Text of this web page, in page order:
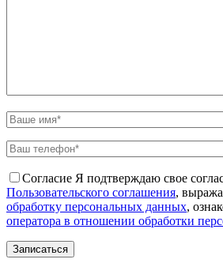
Согласие Я подтверждаю свое
Пользовательского соглашения,
обработку персональных данных,
оператора в отношении обработки